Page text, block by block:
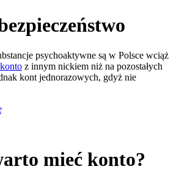
psychoaktywne są w Polsce wciąż
z innym nickiem niż na pozostałych
kont jednorazowych, gdyż nie
mieć konto?